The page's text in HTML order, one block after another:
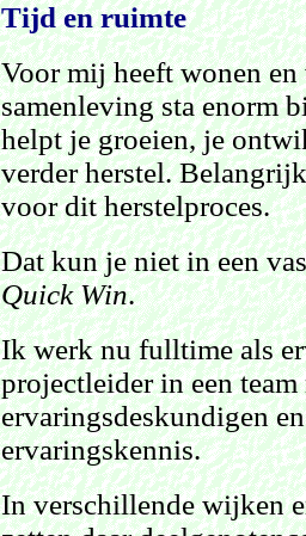
Tijd en ruimte
Voor mij heeft wonen
samenleving sta enorm
helpt je groeien, je
verder herstel.
voor dit herstelproces.
Dat kun je niet in een
Quick Win.
Ik werk nu fulltime als
projectleider in een team
ervaringsdeskundigen
ervaringskennis.
In verschillende wijken